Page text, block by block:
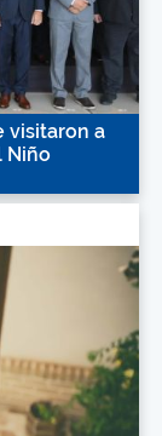
visitaron a
Niño